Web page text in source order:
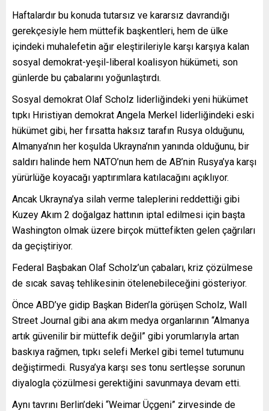
Haftalardır bu konuda tutarsız ve kararsız davrandığı
gerekçesiyle hem müttefik başkentleri, hem de ülke
içindeki muhalefetin ağır eleştirileriyle karşı karşıya kalan
sosyal demokrat-yeşil-liberal koalisyon hükümeti, son
günlerde bu çabalarını yoğunlaştırdı.
Sosyal demokrat Olaf Scholz liderliğindeki yeni hükümet
tıpkı Hıristiyan demokrat Angela Merkel liderliğindeki eski
hükümet gibi, her fırsatta haksız tarafın Rusya olduğunu,
Almanya’nın her koşulda Ukrayna’nın yanında olduğunu, bir
saldırı halinde hem NATO’nun hem de AB’nin Rusya’ya karşı
yürürlüğe koyacağı yaptırımlara katılacağını açıklıyor.
Ancak Ukrayna’ya silah verme taleplerini reddettiği gibi
Kuzey Akım 2 doğalgaz hattının iptal edilmesi için başta
Washington olmak üzere birçok müttefikten gelen çağrıları
da geçiştiriyor.
Federal Başbakan Olaf Scholz’un çabaları, kriz çözülmese
de sıcak savaş tehlikesinin ötelenebileceğini gösteriyor.
Önce ABD’ye gidip Başkan Biden’la görüşen Scholz, Wall
Street Journal gibi ana akım medya organlarının “Almanya
artık güvenilir bir müttefik değil” gibi yorumlarıyla artan
baskıya rağmen, tıpkı selefi Merkel gibi temel tutumunu
değiştirmedi. Rusya’ya karşı ses tonu sertleşse sorunun
diyalogla çözülmesi gerektiğini savunmaya devam etti.
Aynı tavrını Berlin’deki “Weimar Üçgeni” zirvesinde de